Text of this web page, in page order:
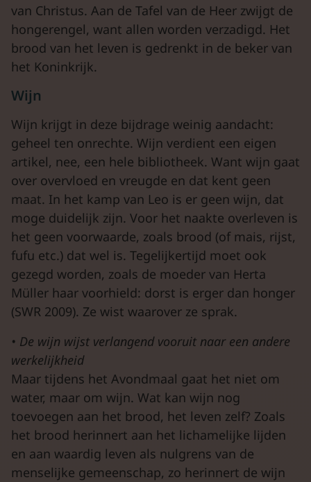
van Christus. Aan de Tafel van de Heer zwijgt de
hongerengel, want allen worden verzadigd. Het
brood van het leven is gedrenkt in de beker van
het Koninkrijk.
Wijn
Wijn krijgt in deze bijdrage weinig aandacht:
geheel ten onrechte. Wijn verdient een eigen
artikel, nee, een hele bibliotheek. Want wijn gaat
over overvloed en vreugde en dat kent geen
maat. In het kamp van Leo is er geen wijn, dat
moge duidelijk zijn. Voor het naakte overleven is
het geen voorwaarde, zoals brood (of mais, rijst,
fufu etc.) dat wel is. Tegelijkertijd moet ook
gezegd worden, zoals de moeder van Herta
Müller haar voorhield: dorst is erger dan honger
(SWR 2009). Ze wist waarover ze sprak.
• De wijn wijst verlangend vooruit naar een andere
werkelijkheid
Maar tijdens het Avondmaal gaat het niet om
water, maar om wijn. Wat kan wijn nog
toevoegen aan het brood, het leven zelf? Zoals
het brood herinnert aan het lichamelijke lijden
en aan waardig leven als nulgrens van de
menselijke gemeenschap, zo herinnert de wijn